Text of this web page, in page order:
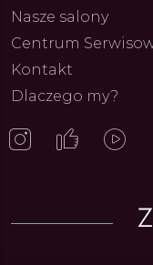
Nasze salony
Centrum
Kontakt
Dlaczego my?